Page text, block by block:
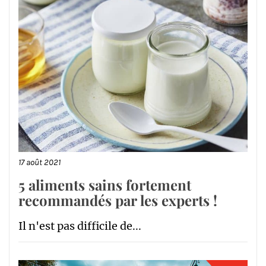
17 août 2021
5 aliments sains fortement
recommandés par les experts !
Il n'est pas difficile de...